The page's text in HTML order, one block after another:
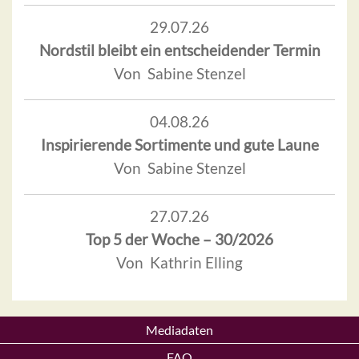
29.07.26
Nordstil bleibt ein entscheidender Termin
Von Sabine Stenzel
04.08.26
Inspirierende Sortimente und gute Laune
Von Sabine Stenzel
27.07.26
Top 5 der Woche – 30/2026
Von Kathrin Elling
Mediadaten